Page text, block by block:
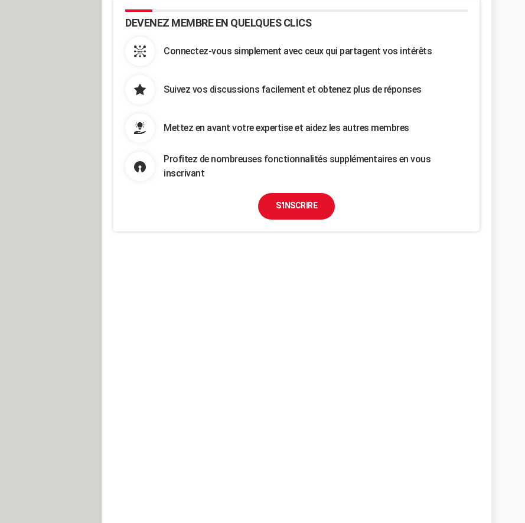
DEVENEZ MEMBRE EN QUELQUES CLICS
Connectez-vous simplement avec ceux qui partagent vos intérêts
Suivez vos discussions facilement et obtenez plus de réponses
Mettez en avant votre expertise et aidez les autres membres
Profitez de nombreuses fonctionnalités supplémentaires en vous
inscrivant
S'INSCRIRE